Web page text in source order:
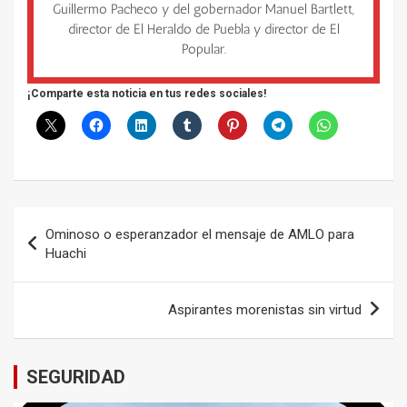
Guillermo Pacheco y del gobernador Manuel Bartlett,
director de El Heraldo de Puebla y director de El
Popular.
¡Comparte esta noticia en tus redes sociales!
de
entradas
Ominoso o esperanzador el mensaje de AMLO para
Huachi
Aspirantes morenistas sin virtud
SEGURIDAD